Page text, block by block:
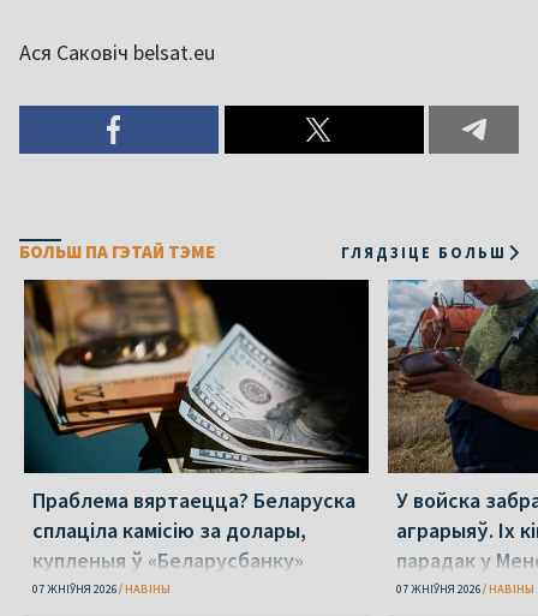
Ася Саковіч belsat.eu
БОЛЬШ ПА ГЭТАЙ ТЭМЕ ГЛЯДЗІЦЕ БОЛЬШ
Праблема вяртаецца? Беларуска
сплаціла камісію за долары,
купленыя ў «Беларусбанку»
07 ЖНІЎНЯ 2026 НАВІНЫ
У войска
аграрыяў. Іх
парадак у
07 ЖНІЎНЯ 2026 НАВІНЫ